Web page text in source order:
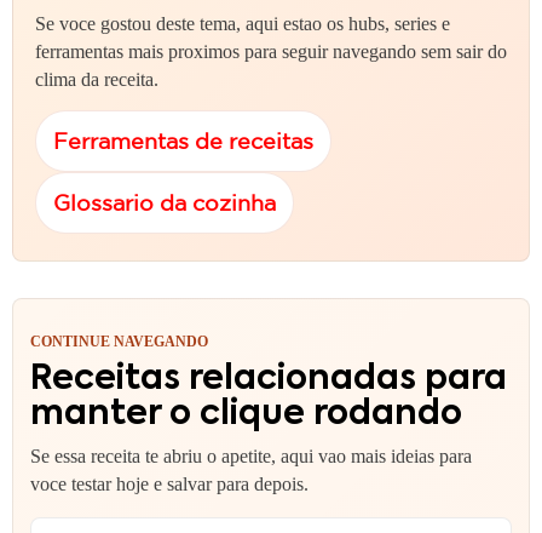
Se voce gostou deste tema, aqui estao os hubs, series e
ferramentas mais proximos para seguir navegando sem sair do
clima da receita.
Ferramentas de receitas
Glossario da cozinha
CONTINUE NAVEGANDO
Receitas relacionadas para
manter o clique rodando
Se essa receita te abriu o apetite, aqui vao mais ideias para
voce testar hoje e salvar para depois.